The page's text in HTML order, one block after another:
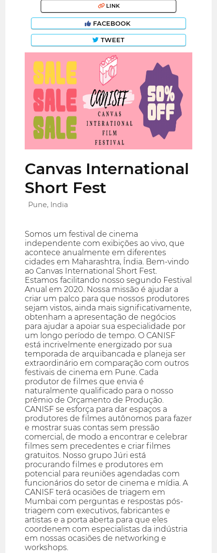
LINK
FACEBOOK
TWEET
Canvas International
Short Fest
Pune, India
Somos um festival de cinema
independente com exibições ao vivo, que
acontece anualmente em diferentes
cidades em Maharashtra, Índia. Bem-vindo
ao Canvas International Short Fest.
Estamos facilitando nosso segundo Festival
Anual em 2020. Nossa missão é ajudar a
criar um palco para que nossos produtores
sejam vistos, ainda mais significativamente,
obtenham a apresentação de negócios
para ajudar a apoiar sua especialidade por
um longo período de tempo. O CANISF
está incrivelmente energizado por sua
temporada de arquibancada e planeja ser
extraordinário em comparação com outros
festivais de cinema em Pune. Cada
produtor de filmes que envia é
naturalmente qualificado para o nosso
prêmio de Orçamento de Produção.
CANISF se esforça para dar espaços a
produtores de filmes autônomos para fazer
e mostrar suas contas sem pressão
comercial, de modo a encontrar e celebrar
filmes sem precedentes e criar filmes
gratuitos. Nosso grupo Júri está
procurando filmes e produtores em
potencial para reuniões agendadas com
funcionários do setor de cinema e mídia. A
CANISF terá ocasiões de triagem em
Mumbai com perguntas e respostas pós-
triagem com executivos, fabricantes e
artistas e a porta aberta para que eles
coordenem com especialistas da indústria
em nossas ocasiões de networking e
workshops.